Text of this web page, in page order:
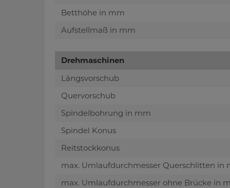
Betthöhe in mm
Aufstellmaß in mm
Drehmaschinen
Längsvorschub
Quervorschub
Spindelbohrung in mm
Spindel Konus
Reitstockkonus
max. Umlaufdurchmesser Querschlitten in
max. Umlaufdurchmesser ohne Brücke in